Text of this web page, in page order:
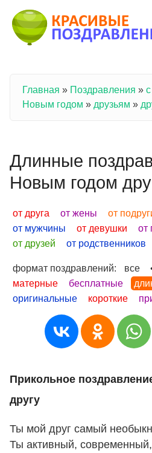
Вы здесь
Главная » Поздравления »
Новым годом » друзьям »
Длинные
Новым годом
от друга от жены от
от мужчины
от девушки от
от друзей
от родственников
формат поздравлений: все
матерные
бесплатные
оригинальные
короткие
Прикольное
другу
Ты мой друг самый
Ты активный, современный,